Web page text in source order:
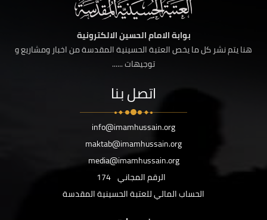
بوابة الامام الحسين الالكترونية
هنا يتم نشر كل ما يخص العتبة الحسينية المقدسة من اخبار ومشاريع و
توجيهات ......
اتصل بنا
info@imamhussain.org
maktab@imamhussain.org
media@imamhussain.org
الرقم المجاني 174
الحساب المالي للعتبة الحسينية المقدسة